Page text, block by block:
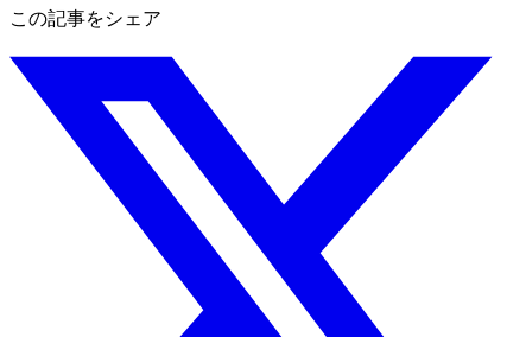
この記事をシェア